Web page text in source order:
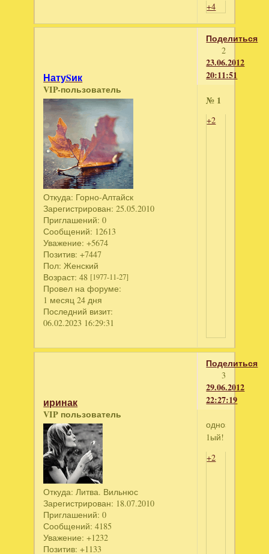
+4
Поделиться
2
23.06.2012
20:11:51
НатуSик
VIP-пользователь
Откуда: Горно-Алтайск
Зарегистрирован: 25.05.2010
Приглашений: 0
Сообщений: 12613
Уважение: +5674
Позитив: +7447
Пол: Женский
Возраст: 48 [1977-11-27]
Провел на форуме:
1 месяц 24 дня
Последний визит:
06.02.2023 16:29:31
№ 1
+2
Поделиться
3
29.06.2012
22:27:19
иринак
VIP пользователь
Откуда: Литва. Вильнюс
Зарегистрирован: 18.07.2010
Приглашений: 0
Сообщений: 4185
Уважение: +1232
Позитив: +1133
однозначно
1ый!
+2